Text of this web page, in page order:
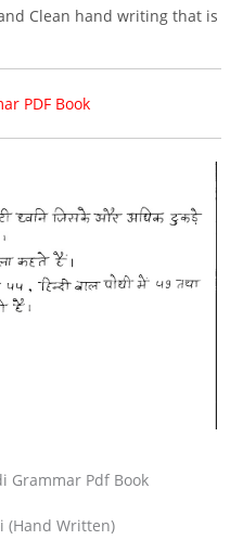
Clean hand writing that is
PDF Book
Grammar Pdf Book
(Hand Written)